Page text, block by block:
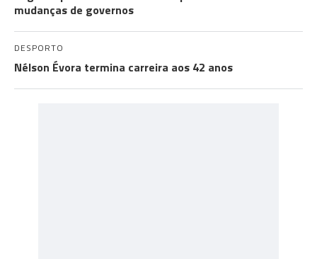
mudanças de governos
DESPORTO
Nélson Évora termina carreira aos 42 anos